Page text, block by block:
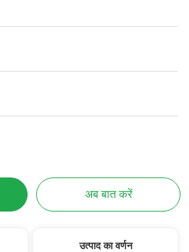
अब बात करें
उत्पाद का वर्णन